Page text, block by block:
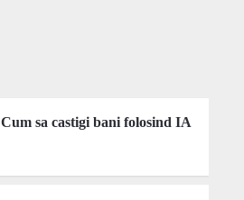
Cum sa castigi bani folosind IA